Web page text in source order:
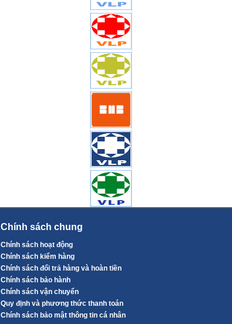
Chính sách chung
Chính sách hoạt động
Chính sách kiểm hàng
Chính sách đổi trả hàng và hoàn tiền
Chính sách bảo hành
Chính sách vận chuyển
Quy định và phương thức thanh toán
Chính sách bảo mật thông tin cá nhân